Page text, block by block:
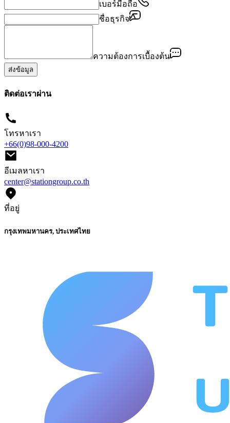
เบอร์มือถือ
ชื่อธุรกิจ
ความต้องการเบื้องต้น
ส่งข้อมูล
ติดต่อเราผ่าน
โทรหาเรา
+66(0)98-000-4200
อีเมลหาเรา
center@stationgroup.co.th
ที่อยู่
กรุงเทพมหานคร, ประเทศไทย